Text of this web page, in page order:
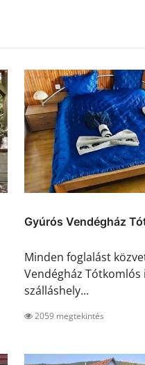
Gyúrós Vendégház
Minden foglalást
Vendégház Tótkomlós
szálláshely...
2059 megtekintés